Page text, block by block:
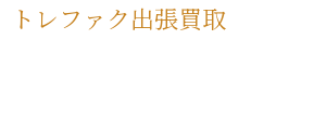
トレファク出張買取